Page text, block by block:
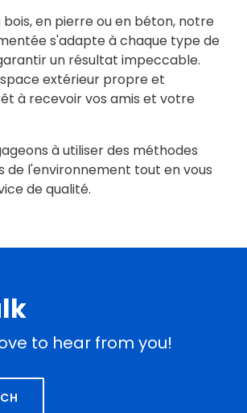
bois, en pierre ou en béton, notre
s'adapte à chaque type de
un résultat impeccable.
extérieur propre et
à recevoir vos amis et votre
à utiliser des méthodes
de l'environnement tout en vous
de qualité.
to hear from you!